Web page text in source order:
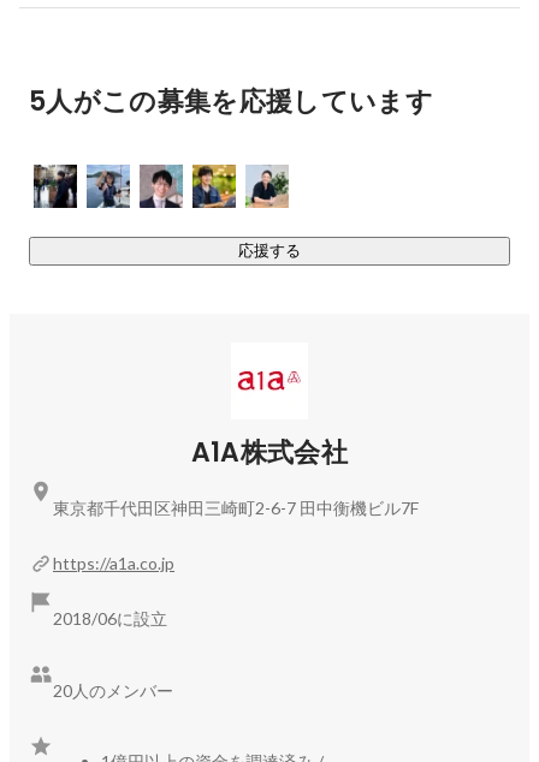
したとしても、適切な価格でなければ売れません。そんな調
達機能をエンパワーメントすることで製造業をもっと良くし
会社HP：https://a1a.co.jp/
5人がこの募集を応援しています
応援する
A1A株式会社
https://a1a.co.jp
2018/06に設立
20人のメンバー
東京都千代田区神田三崎町2-6-7 田中衡機ビル7F